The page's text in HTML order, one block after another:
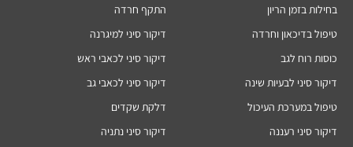
בחילות בזמן הריון
טיפול בדיכאון וחרדה
כוסות רוח לגב
דיקור סיני לבעיות שינה
טיפול במערכת העיכול
דיקור סיני רעננה
התקף חרדה
דיקור סיני למיגרנה
דיקור סיני לכאבי ראש
דיקור סיני לכאבי גב
דלקת שקדים
דיקור סיני נתניה